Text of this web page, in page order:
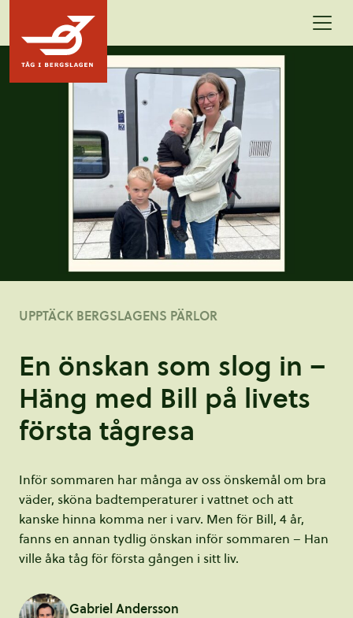
Hoppa till innehållet
UPPTÄCK BERGSLAGENS PÄRLOR
En önskan som slog in –
Häng med Bill på livets
första tågresa
Inför sommaren har många av oss önskemål om bra
väder, sköna badtemperaturer i vattnet och att
kanske hinna komma ner i varv. Men för Bill, 4 år,
fanns en annan tydlig önskan inför sommaren – Han
ville åka tåg för första gången i sitt liv.
Gabriel Andersson